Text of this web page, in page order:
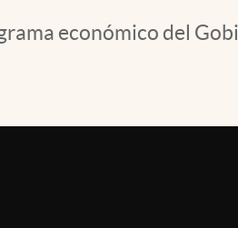
económico del